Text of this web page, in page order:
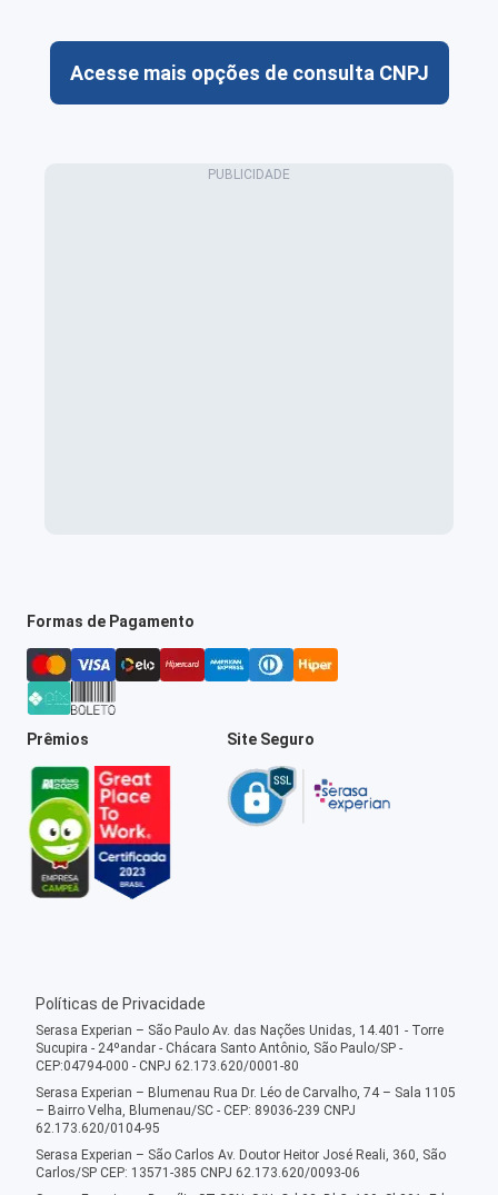
Acesse mais opções de consulta CNPJ
Formas de Pagamento
Prêmios Site Seguro
Políticas de Privacidade
Serasa Experian – São Paulo Av. das Nações Unidas, 14.401 - Torre
Sucupira - 24ºandar - Chácara Santo Antônio, São Paulo/SP -
CEP:04794-000 - CNPJ 62.173.620/0001-80
Serasa Experian – Blumenau Rua Dr. Léo de Carvalho, 74 – Sala 1105
– Bairro Velha, Blumenau/SC - CEP: 89036-239 CNPJ
62.173.620/0104-95
Serasa Experian – São Carlos Av. Doutor Heitor José Reali, 360, São
Carlos/SP CEP: 13571-385 CNPJ 62.173.620/0093-06